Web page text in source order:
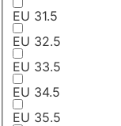
EU 31.5
EU 32.5
EU 33.5
EU 34.5
EU 35.5